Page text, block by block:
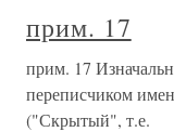
прим. 17
прим. 17
переписчиком
("Скрытый", т.е.